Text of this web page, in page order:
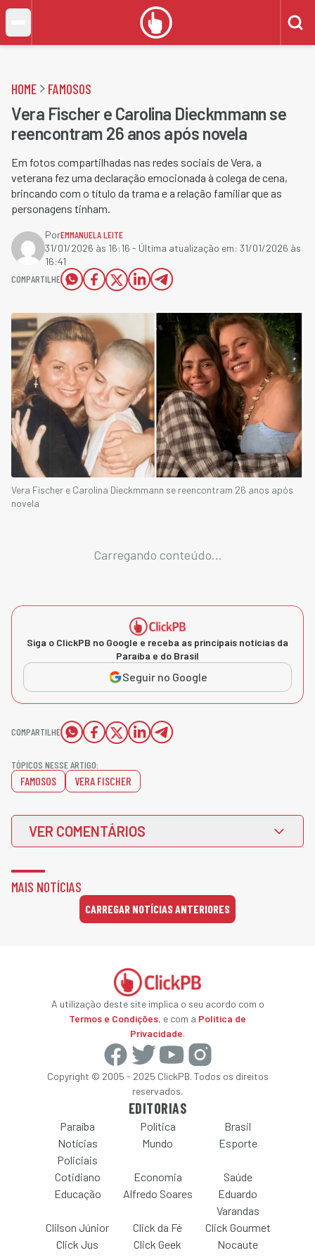
HOME FAMOSOS
Vera Fischer e Carolina Dieckmmann se
reencontram 26 anos após novela
Em fotos compartilhadas nas redes sociais de Vera, a
veterana fez uma declaração emocionada à colega de cena,
brincando com o título da trama e a relação familiar que as
personagens tinham.
PorEMMANUELA LEITE
31/01/2026 às 16:16 - Última atualização em: 31/01/2026 às
16:41
COMPARTILHE
Vera Fischer e Carolina Dieckmmann se reencontram 26 anos após
novela
Carregando conteúdo...
Siga o ClickPB no Google e receba as principais notícias da
Paraíba e do Brasil
Seguir no Google
COMPARTILHE
TÓPICOS NESSE ARTIGO:
FAMOSOS VERA FISCHER
VER COMENTÁRIOS
MAIS NOTÍCIAS
CARREGAR NOTÍCIAS ANTERIORES
A utilização deste site implica o seu acordo com o
Termos e Condições, e com a Política de
Privacidade.
Copyright © 2005 - 2025 ClickPB. Todos os direitos
reservados.
EDITORIAS
Paraíba Política
Brasil
Notícias
Policiais
Mundo Esporte
Cotidiano Economia
Saúde
Educação
Alfredo Soares
Eduardo
Varandas
Clilson Júnior
Click da Fé
Click Gourmet
Click Jus
Click Geek Nocaute